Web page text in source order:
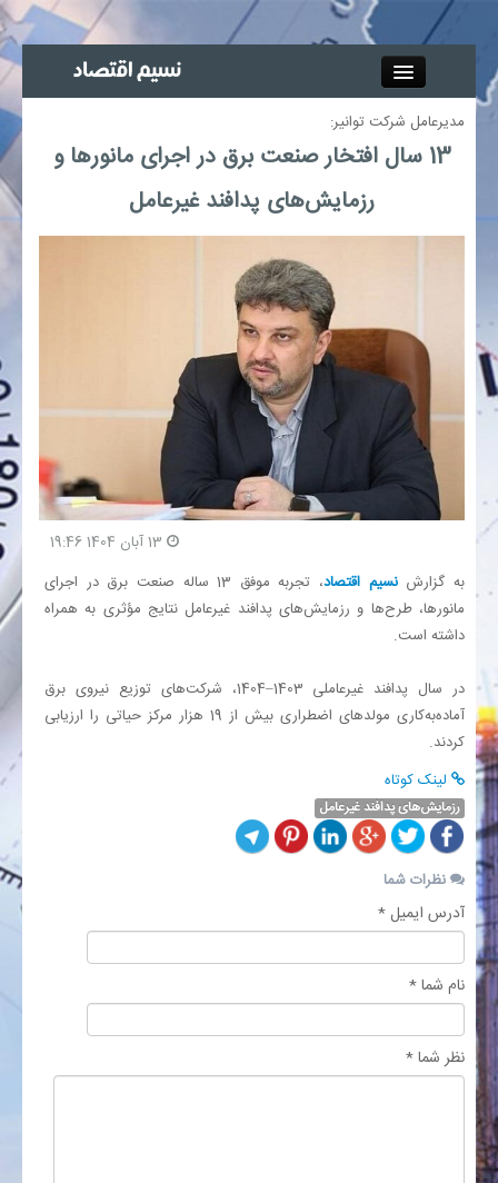
جذب خبرنگار
آگهی استخدام
پیوند‌ها
صنعت معدن و تجارت
بیمه و بورس
انرژی
خانه
مدیرعامل شرکت توانیر:
13 سال افتخار صنعت برق در اجرای مانورها و
رزمایش‌های پدافند غیرعامل
به گزارشنسیم اقتصاد
، تجربه موفق 13 ساله صنعت برق در اجرای
مانورها، طرح‌ها و رزمایش‌های پدافند غیرعامل نتایج مؤثری به همراه
داشته است.
در سال پدافند غیرعاملی 1403–1404، شرکت‌های توزیع نیروی برق
آماده‌به‌کاری مولدهای اضطراری بیش از 19 هزار مرکز حیاتی را ارزیابی
کردند.
لینک کوتاه
رزمایش‌های پدافند غیرعامل
نظرات شما
آدرس ایمیل *
نام شما *
نظر شما *